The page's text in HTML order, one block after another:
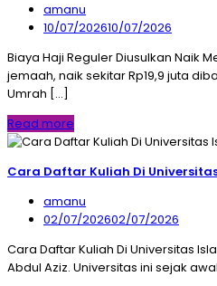
amanu
10/07/202610/07/2026
Biaya Haji Reguler Diusulkan Naik
jemaah, naik sekitar Rp19,9 juta
Umrah […]
Read more
Cara Daftar Kuliah Di
amanu
02/07/202602/07/2026
Cara Daftar Kuliah Di Universitas
Abdul Aziz. Universitas ini sejak